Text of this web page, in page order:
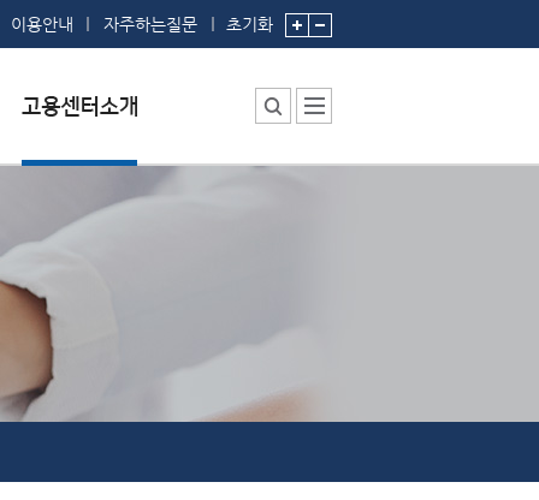
이용안내 자주하는질문 초기화
센터소장 인사말
센터에서 하는 일
부서 및 직원소개
시설안내
찾아오시는 길